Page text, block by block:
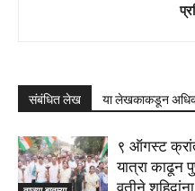
संबंधित लेख या लेखकाकडून
९ ऑगस्ट
यात्रा काढून
वतीने